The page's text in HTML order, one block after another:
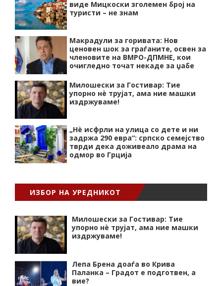
виде Мицкоски зголемен број на
туристи – не знам
Макрадули за горивата: Нов
ценовен шок за граѓаните, освен за
членовите на ВМРО-ДПМНЕ, кои
очигледно точат некаде за џабе
Милошески за Гостивар: Тие
упорно нѐ трујат, ама ние машки
издржуваме!
„Нѐ исфрли на улица со дете и ни
задржа 290 евра“: српско семејство
тврди дека доживеало драма на
одмор во Грција
ИЗБОР НА УРЕДНИКОТ
Милошески за Гостивар: Тие
упорно нѐ трујат, ама ние машки
издржуваме!
Лепа Брена доаѓа во Крива
Паланка – Градот е подготвен, а
вие?